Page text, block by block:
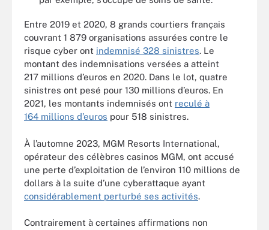
Entre 2019 et 2020, 8 grands courtiers français
couvrant 1 879 organisations assurées contre le
risque cyber ont indemnisé 328 sinistres. Le
montant des indemnisations versées a atteint
217 millions d’euros en 2020. Dans le lot, quatre
sinistres ont pesé pour 130 millions d’euros. En
2021, les montants indemnisés ont reculé à
164 millions d’euros pour 518 sinistres.
À l’automne 2023, MGM Resorts International,
opérateur des célèbres casinos MGM, ont accusé
une perte d’exploitation de l’environ 110 millions de
dollars à la suite d’une cyberattaque ayant
considérablement perturbé ses activités.
Contrairement à certaines affirmations non